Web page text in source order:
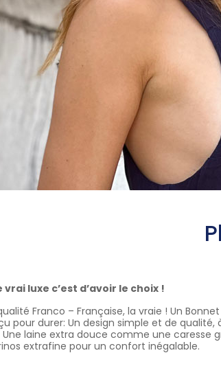
vrai luxe c’est d’avoir le choix !
Franco – Française, la vraie ! Un Bonnet
pour durer: Un design simple et de qualité,
laine extra douce comme une caresse
extrafine pour un confort inégalable.